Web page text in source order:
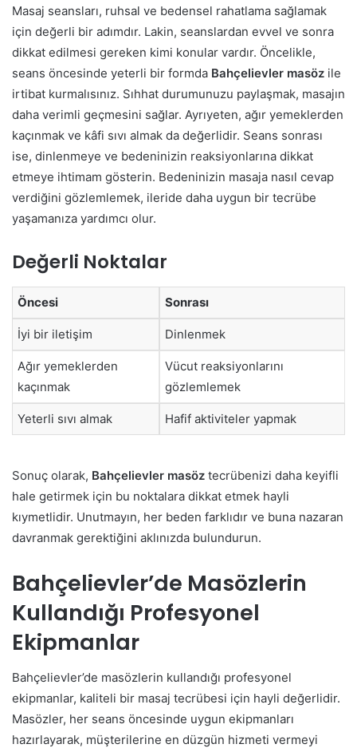
Masaj seansları, ruhsal ve bedensel rahatlama sağlamak
için değerli bir adımdır. Lakin, seanslardan evvel ve sonra
dikkat edilmesi gereken kimi konular vardır. Öncelikle,
seans öncesinde yeterli bir formda Bahçelievler masöz ile
irtibat kurmalısınız. Sıhhat durumunuzu paylaşmak, masajın
daha verimli geçmesini sağlar. Ayrıyeten, ağır yemeklerden
kaçınmak ve kâfi sıvı almak da değerlidir. Seans sonrası
ise, dinlenmeye ve bedeninizin reaksiyonlarına dikkat
etmeye ihtimam gösterin. Bedeninizin masaja nasıl cevap
verdiğini gözlemlemek, ileride daha uygun bir tecrübe
yaşamanıza yardımcı olur.
Değerli Noktalar
Öncesi Sonrası
İyi bir iletişim Dinlenmek
Ağır yemeklerden
kaçınmak
Vücut reaksiyonlarını
gözlemlemek
Yeterli sıvı almak Hafif aktiviteler yapmak
Sonuç olarak, Bahçelievler masöz tecrübenizi daha keyifli
hale getirmek için bu noktalara dikkat etmek hayli
kıymetlidir. Unutmayın, her beden farklıdır ve buna nazaran
davranmak gerektiğini aklınızda bulundurun.
Bahçelievler’de Masözlerin
Kullandığı Profesyonel
Ekipmanlar
Bahçelievler’de masözlerin kullandığı profesyonel
ekipmanlar, kaliteli bir masaj tecrübesi için hayli değerlidir.
Masözler, her seans öncesinde uygun ekipmanları
hazırlayarak, müşterilerine en düzgün hizmeti vermeyi